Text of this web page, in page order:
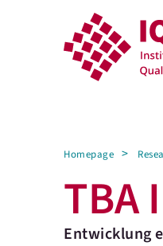
Homepage
TBA I
Entwicklung